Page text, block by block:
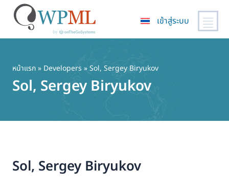
เนื้อหา
หลัก
เข้าสู่ระบบ
หน้าแรก» Developers » Sol, Sergey Biryukov
Sol, Sergey Biryukov
Sol, Sergey Biryukov